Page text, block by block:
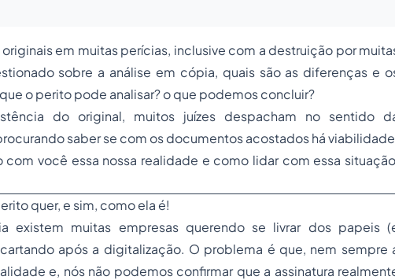
originais em muitas perícias, inclusive com a destruição por
sobre a análise em cópia, quais são as diferenças e
o perito pode analisar? o que podemos concluir?
do original, muitos juízes despacham no sentido
saber se com os documentos acostados há
com você essa nossa realidade e como lidar com essa
quer, e sim, como ela é!
existem muitas empresas querendo se livrar dos papeis
após a digitalização. O problema é que, nem sempre
e, nós não podemos confirmar que a assinatura